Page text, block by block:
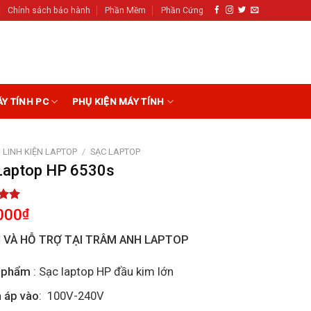
Chính sách bảo hành Phần Mềm Phần Cứng
TÍNH PC PHỤ KIỆN MÁY TÍNH
LINH KIỆN LAPTOP / SẠC LAPTOP
HP 6530s
₫
VÀ HỖ TRỢ TẠI TRÂM ANH LAPTOP
: Sạc laptop HP đầu kim lớn
áp vào: 100V-240V